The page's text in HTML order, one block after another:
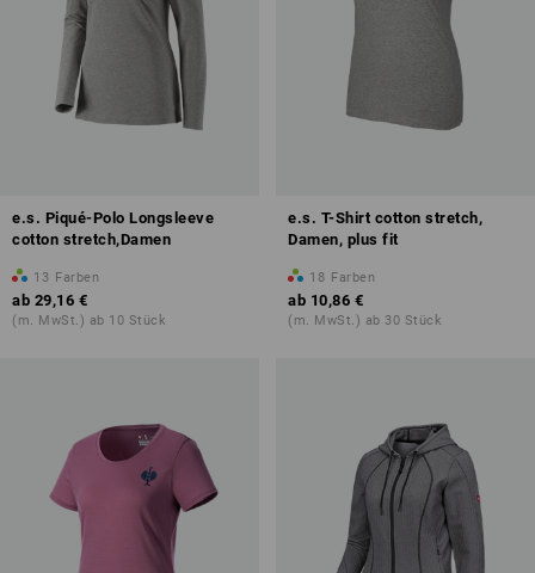
e.s. Piqué-Polo Longsleeve
cotton stretch,Damen
13 Farben
ab 29,16 €
(m. MwSt.) ab 10 Stück
e.s. T-Shirt cotton stretch,
Damen, plus fit
18 Farben
ab 10,86 €
(m. MwSt.) ab 30 Stück